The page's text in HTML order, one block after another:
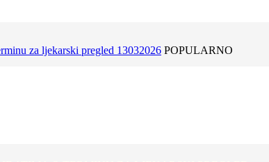
za ljekarski pregled 13032026 POPULARNO